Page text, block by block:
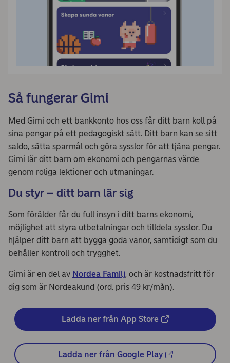
Så fungerar Gimi
Med Gimi och ett bankkonto hos oss får ditt barn koll på
sina pengar på ett pedagogiskt sätt. Ditt barn kan se sitt
saldo, sätta sparmål och göra sysslor för att tjäna pengar.
Gimi lär ditt barn om ekonomi och pengarnas värde
genom roliga lektioner och utmaningar.
Du styr – ditt barn lär sig
Som förälder får du full insyn i ditt barns ekonomi,
möjlighet att styra utbetalningar och tilldela sysslor. Du
hjälper ditt barn att bygga goda vanor, samtidigt som du
behåller kontroll och trygghet.
Gimi är en del av Nordea Familj, och är kostnadsfritt för
dig som är Nordeakund (ord. pris 49 kr/mån).
Ladda ner från App Store
Ladda ner från Google Play